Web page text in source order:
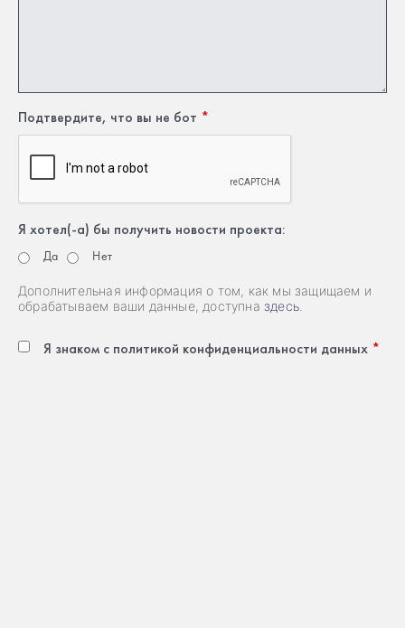
Подтвердите, что вы не бот *
Я хотел(-a) бы получить новости проекта:
Да Нет
Дополнительная информация о том, как мы защищаем и
обрабатываем ваши данные, доступна здесь
Я знаком с политикой конфиденциальности данных *